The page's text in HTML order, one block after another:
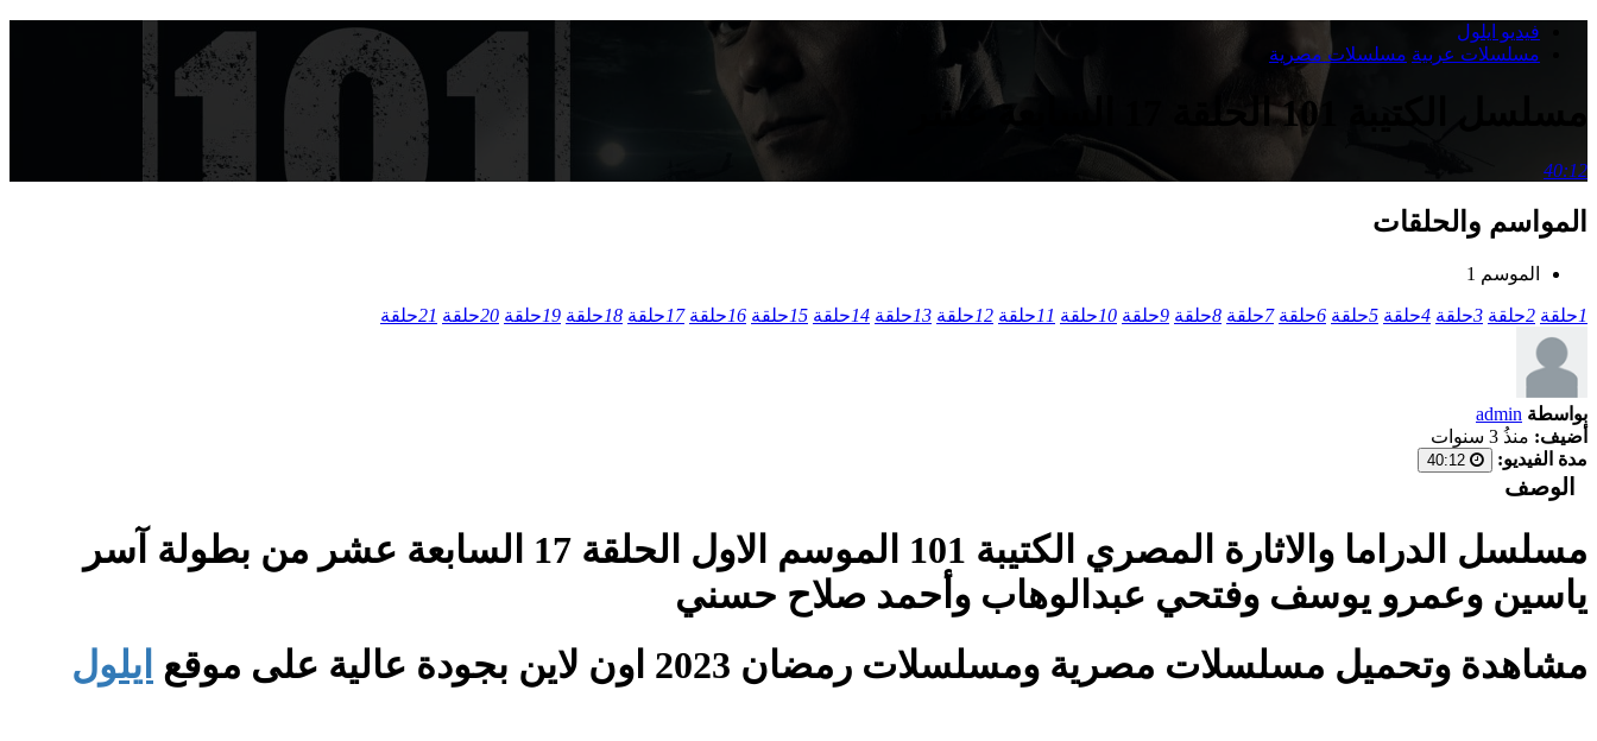
فيديو ايلول
مسلسلات عربية مسلسلات مصرية
40:12
المواسم والحلقات
الموسم 1
1حلقة 2حلقة 3حلقة 4حلقة 5حلقة 6حلقة 7حلقة 8حلقة 9حلقة 10حلقة 11حلقة 12حلقة 13حلقة 14حلقة 15حلقة 16حلقة 17حلقة 18حلقة 19حلقة 20حلقة 21حلقة
بواسطة admin
أضيف: منذُ 3 سنوات
مدة الفيديو:
الوصف
مسلسل الدراما والاثارة المصري الكتيبة 101 الموسم الاول الحلقة 17 السابعة عشر من بطولة آسر
ياسين وعمرو يوسف وفتحي عبدالوهاب وأحمد صلاح حسني
مشاهدة وتحميل مسلسلات مصرية ومسلسلات رمضان 2023 اون لاين بجودة عالية على موقع
ايلول